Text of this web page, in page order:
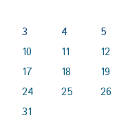
3
4 5
10
11 12
17
18 19
24
25 26
31